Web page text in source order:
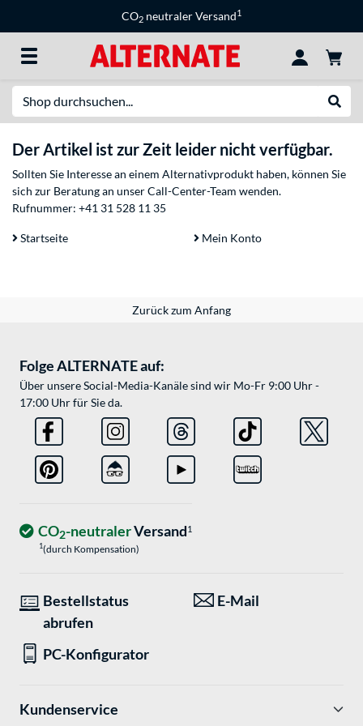
CO2 neutraler Versand1
Der Artikel ist zur Zeit leider nicht verfügbar.
Sollten Sie Interesse an einem Alternativprodukt haben, können Sie
sich zur Beratung an unser Call-Center-Team wenden.
Rufnummer: +41 31 528 11 35
Startseite Mein Konto
Zurück zum Anfang
Folge ALTERNATE auf:
Über unsere Social-Media-Kanäle sind wir Mo-Fr 9:00 Uhr -
17:00 Uhr für Sie da.
CO2-neutralerVersand1
1(durch Kompensation)
Bestellstatus
abrufen
E-Mail
PC-Konfigurator
Kundenservice